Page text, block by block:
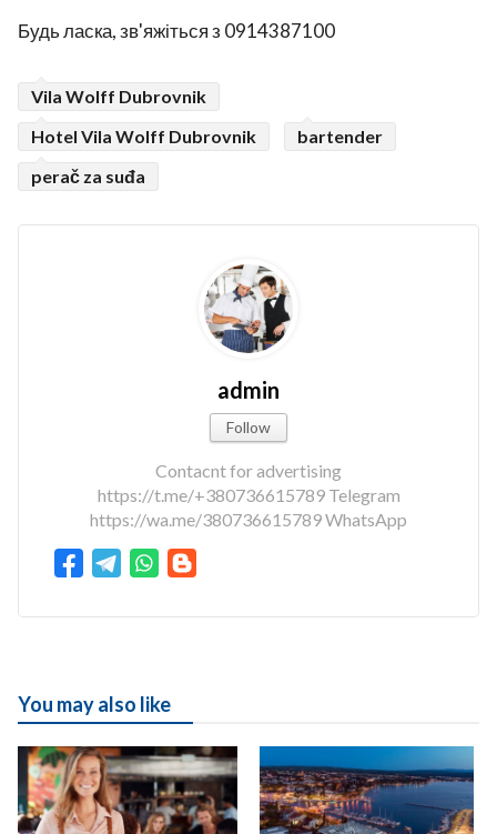
Будь ласка, зв'яжіться з 0914387100
Vila Wolff Dubrovnik
Hotel Vila Wolff Dubrovnik
bartender
perač za suđa
admin
Follow
Contacnt for advertising
https://t.me/+380736615789 Telegram
https://wa.me/380736615789 WhatsApp
You may also like